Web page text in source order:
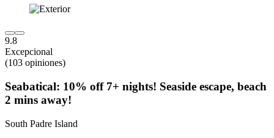
9.8
Excepcional
(103 opiniones)
Seabatical: 10% off 7+ nights! Seaside escape, beach
2 mins away!
South Padre Island